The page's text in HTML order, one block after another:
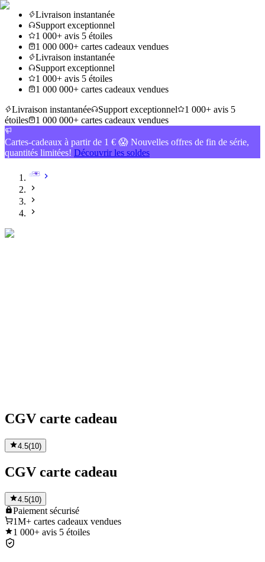
Livraison instantanée
Support exceptionnel
1 000+ avis 5 étoiles
1 000 000+ cartes cadeaux vendues
Livraison instantanée
Support exceptionnel
1 000+ avis 5 étoiles
1 000 000+ cartes cadeaux vendues
Livraison instantanée
Support exceptionnel
1 000+ avis 5
étoiles
1 000 000+ cartes cadeaux vendues
Cartes-cadeaux à partir de 1 € 😱 Nouvelles offres de fin de série,
quantités limitées! Découvrir les soldes
CGV carte cadeau
4.5(10)
CGV carte cadeau
4.5(10)
Paiement sécurisé
1M+ cartes cadeaux vendues
1 000+ avis 5 étoiles